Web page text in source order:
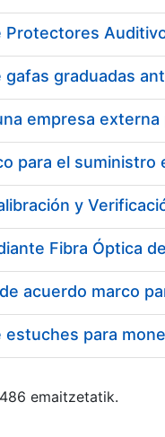
para el
estuches para
emaitzetatik.